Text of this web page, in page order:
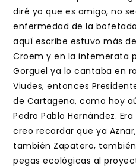
diré yo que es amigo, no
enfermedad de la
aquí escribe estuvo más
Croem y en la intemerata
Gorguel ya lo cantaba en
Viudes, entonces
de Cartagena, como hoy
Pedro Pablo Hernández.
creo recordar que ya
también Zapatero,
pegas ecológicas al